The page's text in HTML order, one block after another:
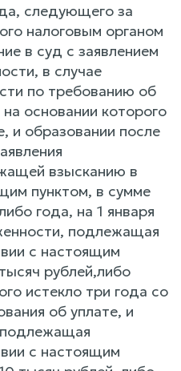
следующего за
налоговым органом
в суд с заявлением
в случае
по требованию об
основании которого
и образовании после
взысканию в
пунктом, в сумме
года, на 1 января
подлежащая
с настоящим
рублей,либо
истекло три года со
об уплате, и
с настоящим